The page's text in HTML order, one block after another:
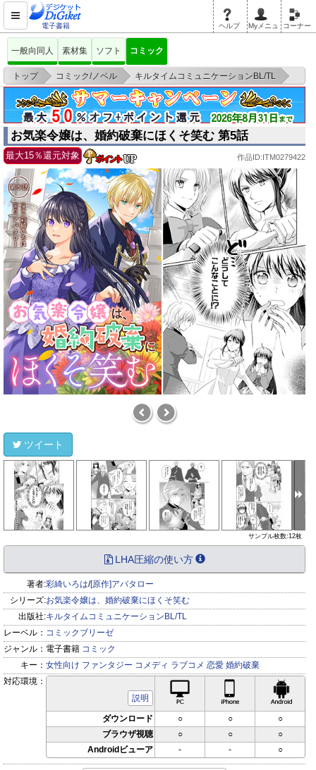
電子書籍 ヘルプ Myメニュ コーナー
一般向同人 素材集 ソフト コミック
トップ > コミック/ノベル > キルタイムコミュニケーションBL/TL
>
お気楽令嬢は、婚約破棄にほくそ笑む 第5話
お気楽令嬢は、婚約破棄にほくそ笑む 第5話
最大15％還元対象 作品ID:ITM0279422
ツイート
サンプル枚数:12枚
LHA圧縮の使い方
著者:彩綺いろは/[原作]アバタロー
シリーズ:お気楽令嬢は、婚約破棄にほくそ笑む
出版社:キルタイムコミュニケーションBL/TL
レーベル： コミックブリーゼ
ジャンル： 電子書籍 コミック
キー： 女性向け ファンタジー コメディ ラブコメ 恋愛 婚約破棄
対応環境：
説明
iPhone対応
ダウンロード ○ ○
○
ブラウザ視聴
○ ○
○
Androidビューア
- - ○